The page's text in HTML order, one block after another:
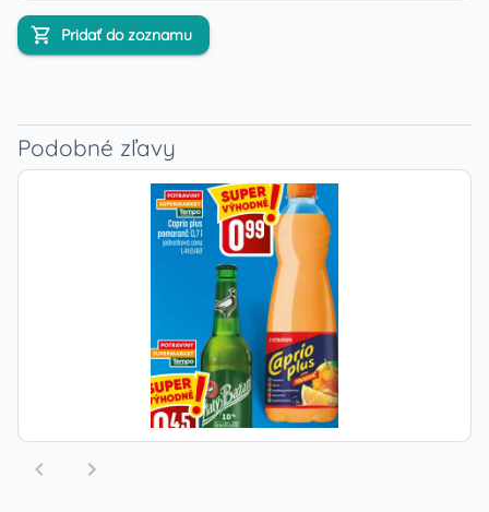
Pridať do zoznamu
Podobné zľavy